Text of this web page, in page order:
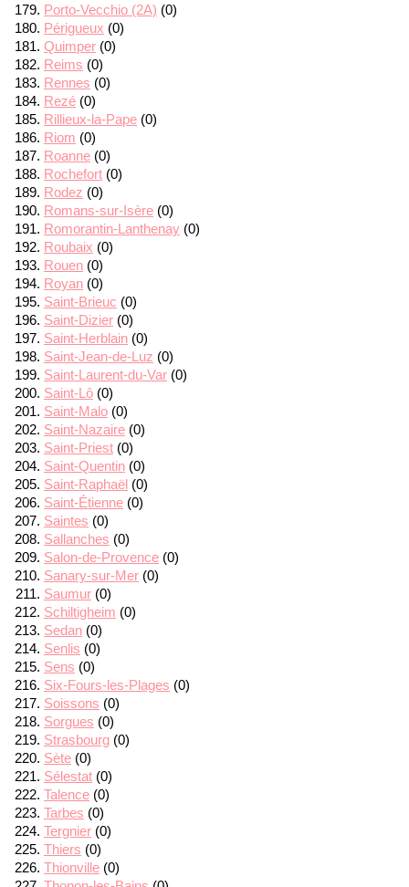
Porto-Vecchio (2A) (0)
Périgueux (0)
Quimper (0)
Reims (0)
Rennes (0)
Rezé (0)
Rillieux-la-Pape (0)
Riom (0)
Roanne (0)
Rochefort (0)
Rodez (0)
Romans-sur-Isère (0)
Romorantin-Lanthenay (0)
Roubaix (0)
Rouen (0)
Royan (0)
Saint-Brieuc (0)
Saint-Dizier (0)
Saint-Herblain (0)
Saint-Jean-de-Luz (0)
Saint-Laurent-du-Var (0)
Saint-Lô (0)
Saint-Malo (0)
Saint-Nazaire (0)
Saint-Priest (0)
Saint-Quentin (0)
Saint-Raphaël (0)
Saint-Étienne (0)
Saintes (0)
Sallanches (0)
Salon-de-Provence (0)
Sanary-sur-Mer (0)
Saumur (0)
Schiltigheim (0)
Sedan (0)
Senlis (0)
Sens (0)
Six-Fours-les-Plages (0)
Soissons (0)
Sorgues (0)
Strasbourg (0)
Sète (0)
Sélestat (0)
Talence (0)
Tarbes (0)
Tergnier (0)
Thiers (0)
Thionville (0)